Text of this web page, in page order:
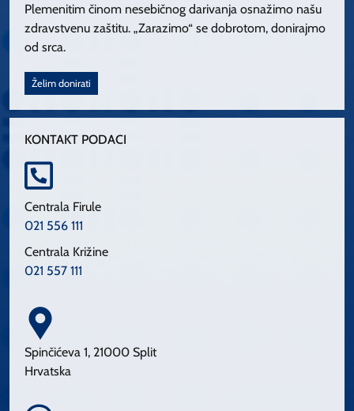
Plemenitim činom nesebičnog darivanja osnažimo našu
zdravstvenu zaštitu. „Zarazimo“ se dobrotom, donirajmo
od srca.
Želim donirati
KONTAKT PODACI
Centrala Firule
021 556 111
Centrala Križine
021 557 111
Spinčićeva 1, 21000 Split
Hrvatska